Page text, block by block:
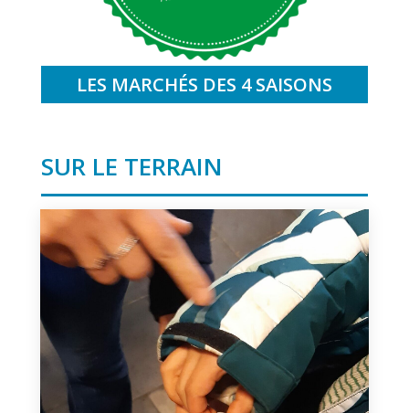
LES MARCHÉS DES 4 SAISONS
SUR LE TERRAIN